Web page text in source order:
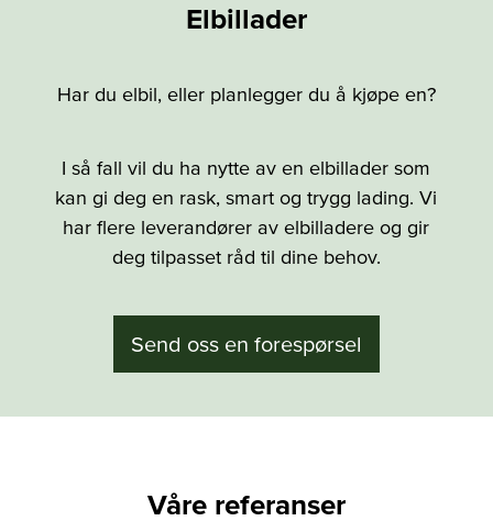
Elbillader
Har du elbil, eller planlegger du å kjøpe en?
I så fall vil du ha nytte av en elbillader som
kan gi deg en rask, smart og trygg lading. Vi
har flere leverandører av elbilladere og gir
deg tilpasset råd til dine behov.
Send oss en forespørsel
Våre referanser